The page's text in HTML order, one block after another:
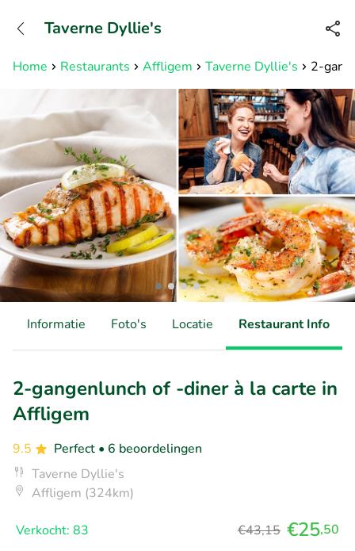
Bereikbaar tot 23:00 uur
Home Restaurants Affligem Taverne Dyllie's 2-
Taverne Dyllie's
Informatie Foto's Locatie Restaurant Info
2-gangenlunch of -diner à la carte in
Affligem
9.5 Perfect • 6 beoordelingen
Taverne Dyllie's
Affligem (324km)
Verkocht: 83 €43,15 €25,50